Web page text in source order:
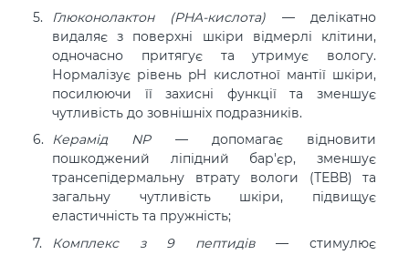
Глюконолактон (PHA-кислота) — делікатно
видаляє з поверхні шкіри відмерлі клітини,
одночасно притягує та утримує вологу.
Нормалізує рівень pH кислотної мантії шкіри,
посилюючи її захисні функції та зменшує
чутливість до зовнішніх подразників.
Керамід NP— допомагає відновити
пошкоджений ліпідний бар'єр, зменшує
трансепідермальну втрату вологи (ТЕВВ) та
загальну чутливість шкіри, підвищує
еластичність та пружність;
Комплекс з 9 пептидів— стимулює